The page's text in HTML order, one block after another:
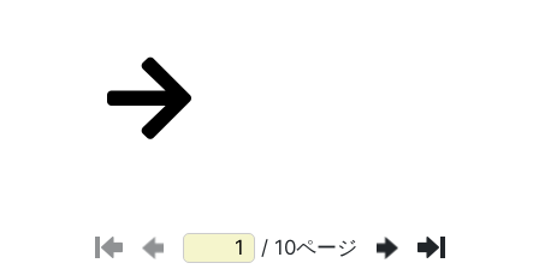
/ 10ページ